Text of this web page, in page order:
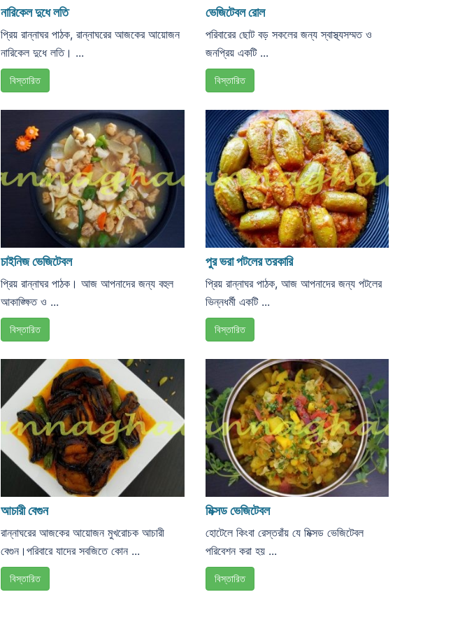
নারিকেল দুধে লতি
প্রিয় রান্নাঘর পাঠক, রান্নাঘরের আজকের আয়োজন
নারিকেল দুধে লতি। ...
বিস্তারিত
ভেজিটেবল রোল
পরিবারের ছোট বড় সকলের জন্য স্বাস্থ্যসম্মত ও
জনপ্রিয় একটি ...
বিস্তারিত
চাইনিজ ভেজিটেবল
প্রিয় রান্নাঘর পাঠক। আজ আপনাদের জন্য বহুল
আকাঙ্ক্ষিত ও ...
বিস্তারিত
পুর ভরা পটলের তরকারি
প্রিয় রান্নাঘর পাঠক, আজ আপনাদের জন্য পটলের
ভিন্নধর্মী একটি ...
বিস্তারিত
আচারী বেগুন
রান্নাঘরের আজকের আয়োজন মুখরোচক আচারী
বেগুন।পরিবারে যাদের সবজিতে কোন ...
বিস্তারিত
মিক্সড ভেজিটেবল
হোটেলে কিংবা রেস্তরাঁয় যে মিক্সড ভেজিটেবল
পরিবেশন করা হয় ...
বিস্তারিত